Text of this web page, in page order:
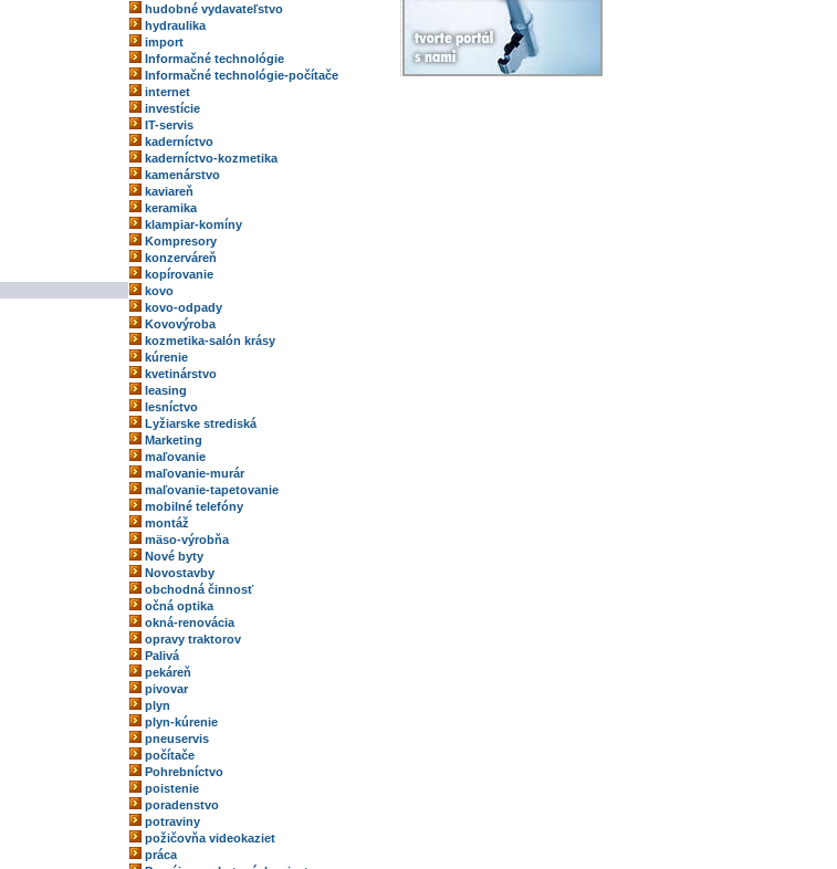
hudobné vydavateľstvo
hydraulika
import
Informačné technológie
Informačné technológie-počítače
internet
investície
IT-servis
kaderníctvo
kaderníctvo-kozmetika
kamenárstvo
kaviareň
keramika
klampiar-komíny
Kompresory
konzerváreň
kopírovanie
kovo
kovo-odpady
Kovovýroba
kozmetika-salón krásy
kúrenie
kvetinárstvo
leasing
lesníctvo
Lyžiarske strediská
Marketing
maľovanie
maľovanie-murár
maľovanie-tapetovanie
mobilné telefóny
montáž
mäso-výrobňa
Nové byty
Novostavby
obchodná činnosť
očná optika
okná-renovácia
opravy traktorov
Palivá
pekáreň
pivovar
plyn
plyn-kúrenie
pneuservis
počítače
Pohrebníctvo
poistenie
poradenstvo
potraviny
požičovňa videokaziet
práca